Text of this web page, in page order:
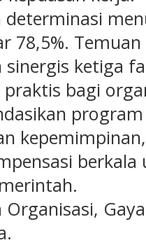
determinasi
78,5%.
sinergis ketiga
bagi
Organisasi,